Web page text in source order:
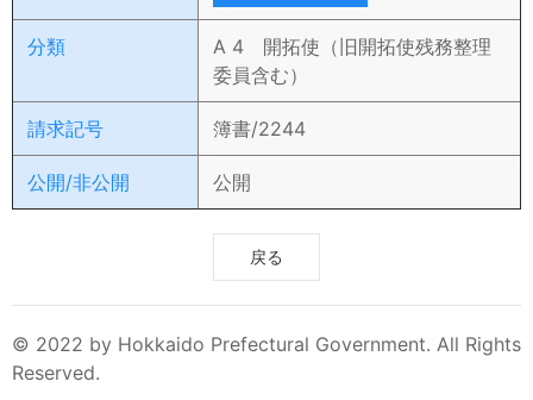
分類
A 4 開拓使（旧開拓使残務整理
委員含む）
請求記号 簿書/2244
公開/非公開 公開
戻る
© 2022 by Hokkaido Prefectural Government. All Rights
Reserved.